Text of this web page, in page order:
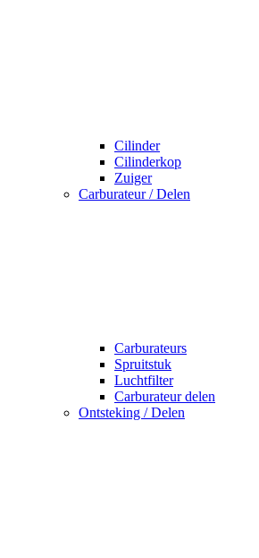
Cilinder
Cilinderkop
Zuiger
Carburateur / Delen
Carburateurs
Spruitstuk
Luchtfilter
Carburateur delen
Ontsteking / Delen